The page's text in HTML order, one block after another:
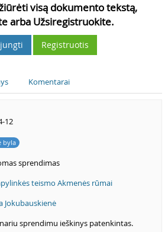
visą dokumento tekstą,
arba Užsiregistruokite.
Registruotis
Komentarai
12
byla
sprendimas
teismo Akmenės rūmai
Jokubauskienė
sprendimu ieškinys patenkintas.